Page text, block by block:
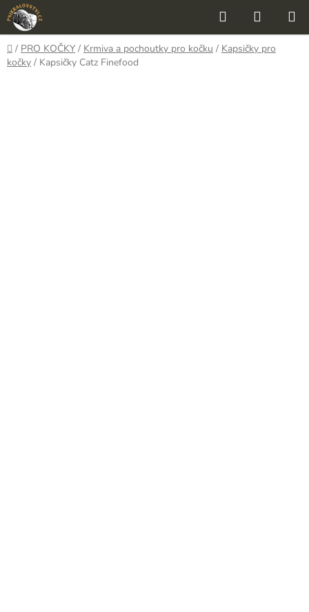
Přejít
na
obsah
Hledat
KOŠÍK
Domů
/ PRO KOČKY / Krmiva a pochoutky pro kočku / Kapsičky pro
kočky / Kapsičky Catz Finefood